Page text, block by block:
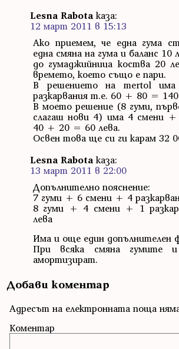
Lesna Rabota каза:
12 март 2011 в 15:13
Ако приемем, че една гума
една смяна на гума и баланс 10
до гумаджийница коства 20
времето, което също е пари.
В решението на mertol
разкарвания т.е. 60 + 80 = 140
В моето решение (8 гуми,
слагаш нови 4) има 4 смени +
40 + 20 = 60 лева.
Освен това ще си ги карам 32
Lesna Rabota каза:
13 март 2011 в 22:00
Допълнително пояснение:
7 гуми + 6 смени + 4
8 гуми + 4 смени + 1
лева
Има и още един допълнителен
При всяка смяна гумите
амортизират.
Добави коментар
Адресът на електронната поща
Коментар